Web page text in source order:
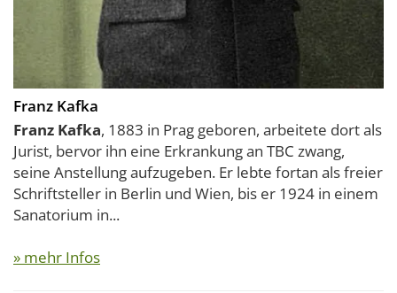
Franz Kafka
Franz Kafka, 1883 in Prag geboren, arbeitete dort als
Jurist, bervor ihn eine Erkrankung an TBC zwang,
seine Anstellung aufzugeben. Er lebte fortan als freier
Schriftsteller in Berlin und Wien, bis er 1924 in einem
Sanatorium in...
» mehr Infos